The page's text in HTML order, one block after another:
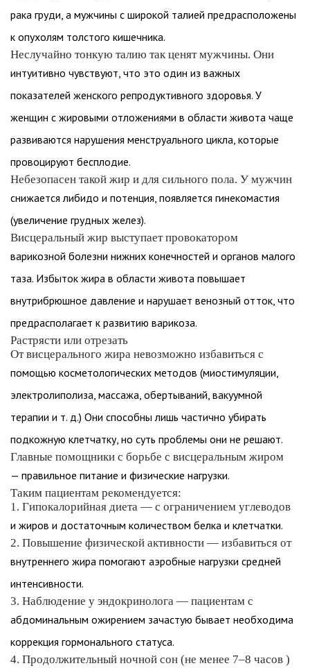
рака груди, а мужчины с широкой талией предрасположены
к опухолям толстого кишечника.
Неслучайно тонкую талию так ценят мужчины. Они
интуитивно чувствуют, что это один из важных
показателей женского репродуктивного здоровья. У
женщин с жировыми отложениями в области живота чаще
развиваются нарушения менструального цикла, которые
провоцируют бесплодие.
Небезопасен такой жир и для сильного пола. У мужчин
снижается либидо и потенция, появляется гинекомастия
(увеличение грудных желез).
Висцеральный жир выступает провокатором
варикозной болезни нижних конечностей и органов малого
таза. Избыток жира в области живота повышает
внутрибрюшное давление и нарушает венозный отток, что
предрасполагает к развитию варикоза.
Растрясти или отрезать
От висцерального жира невозможно избавиться с
помощью косметологических методов (миостимуляции,
электролиполиза, массажа, обертываний, вакуумной
терапии и т. д.) Они способны лишь частично убирать
подкожную клетчатку, но суть проблемы они не решают.
Главные помощники с борьбе с висцеральным жиром
— правильное питание и физические нагрузки.
Таким пациентам рекомендуется:
1. Гипокалорийная диета — c ограничением углеводов
и жиров и достаточным количеством белка и клетчатки.
2. Повышение физической активности — избавиться от
внутреннего жира помогают аэробные нагрузки средней
интенсивности.
3. Наблюдение у эндокринолога — пациентам с
абдоминальным ожирением зачастую бывает необходима
коррекция гормонального статуса.
4. Продолжительный ночной сон (не менее 7–8 часов )